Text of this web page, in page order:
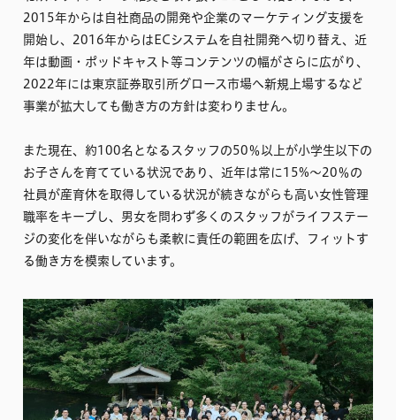
2015年からは自社商品の開発や企業のマーケティング支援を
開始し、2016年からはECシステムを自社開発へ切り替え、近
年は動画・ポッドキャスト等コンテンツの幅がさらに広がり、
2022年には東京証券取引所グロース市場へ新規上場するなど
事業が拡大しても働き方の方針は変わりません。
また現在、約100名となるスタッフの50％以上が小学生以下の
お子さんを育てている状況であり、近年は常に15%〜20％の
社員が産育休を取得している状況が続きながらも高い女性管理
職率をキープし、男女を問わず多くのスタッフがライフステー
ジの変化を伴いながらも柔軟に責任の範囲を広げ、フィットす
る働き方を模索しています。